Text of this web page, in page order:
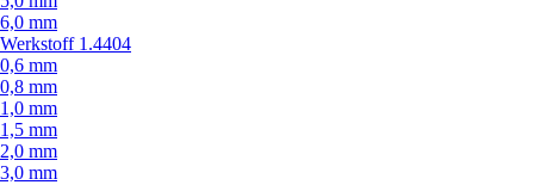
6,0 mm
Werkstoff 1.4404
0,6 mm
0,8 mm
1,0 mm
1,5 mm
2,0 mm
3,0 mm